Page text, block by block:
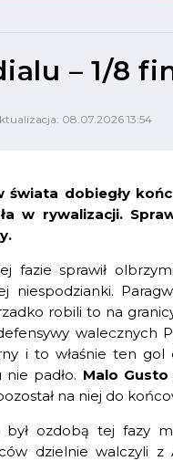
– 1/8
08.07.2026 13:54
świata dobiegły
w rywalizacji.
fazie sprawił
niespodzianki.
robili to na
walecznych
i to właśnie ten gol
padło. Malo Gusto
na niej do
ozdobą tej fazy
dzielnie walczyli